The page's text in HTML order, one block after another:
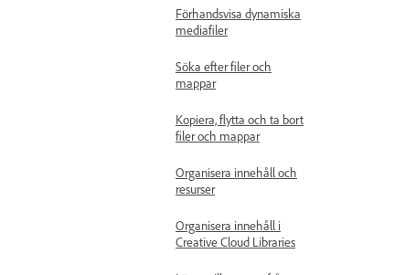
Förhandsvisa dynamiska
mediafiler
Söka efter filer och
mappar
Kopiera, flytta och ta bort
filer och mappar
Organisera innehåll och
resurser
Organisera innehåll i
Creative Cloud Libraries